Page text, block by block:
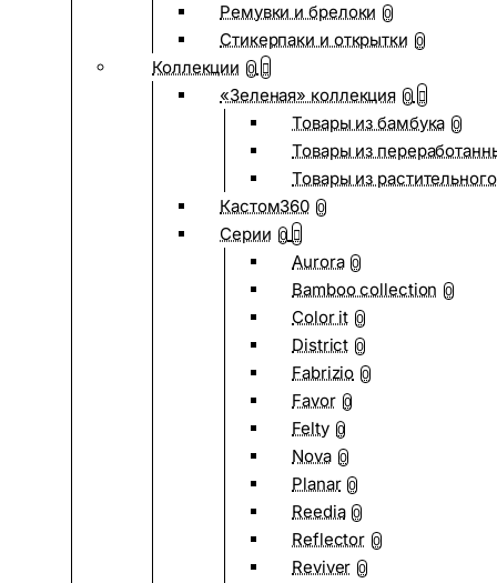
Ремувки и брелоки 0
Стикерпаки и открытки 0
Коллекции 0
«Зеленая» коллекция 0
Товары из бамбука 0
Товары из
Товары из
Кастом360 0
Серии 0
Aurora 0
Bamboo collection 0
Color it 0
District 0
Fabrizio 0
Favor 0
Felty 0
Nova 0
Planar 0
Reedia 0
Reflector 0
Reviver 0